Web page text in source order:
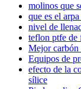
molinos que
que es el
nivel de
teflon ptfe de
Mejor carbón
Equipos de
efecto de la
sílice